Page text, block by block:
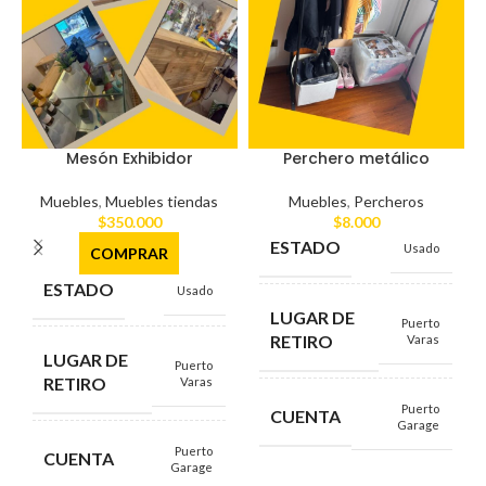
Mesón Exhibidor
Muebles,Muebles tiendas
$350.000
COMPRAR
ESTADO Usado
LUGAR DE
RETIRO
Puerto
Varas
CUENTA
Puerto
Garage
Perchero metálico
Muebles, Percheros
$8.000
ESTADO Usado
LUGAR DE
RETIRO
Puerto
Varas
CUENTA
Puerto
Garage